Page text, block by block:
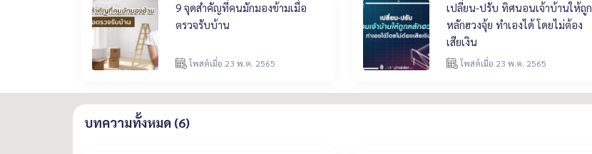
9 จุดสำคัญที่คนมักมองข้ามเมื่อ
ตรวจรับบ้าน
โพสต์เมื่อ 23 พ.ค. 2565
เปลี่ยน-ปรับ ทิศนอนเจ้าบ้านให้ถูก
หลักฮวงจุ้ย ทำเองได้ โดยไม่ต้อง
เสียเงิน
โพสต์เมื่อ 23 พ.ค. 2565
บทความทั้งหมด (6)